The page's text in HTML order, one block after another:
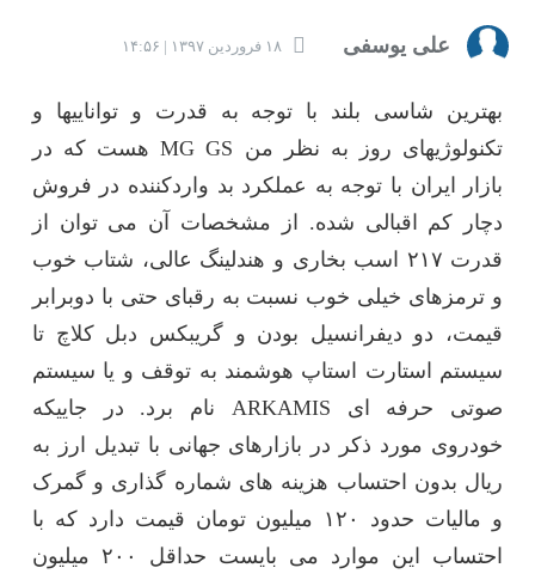
علی یوسفی ۱۸ فروردین ۱۳۹۷ | ۱۴:۵۶
بهترین شاسی بلند با توجه به قدرت و تواناییها و
تکنولوژیهای روز به نظر من MG GS هست که در
بازار ایران با توجه به عملکرد بد واردکننده در فروش
دچار کم اقبالی شده. از مشخصات آن می توان از
قدرت ۲۱۷ اسب بخاری و هندلینگ عالی، شتاب خوب
و ترمزهای خیلی خوب نسبت به رقبای حتی با دوبرابر
قیمت، دو دیفرانسیل بودن و گریبکس دبل کلاچ تا
سیستم استارت استاپ هوشمند به توقف و یا سیستم
صوتی حرفه ای ARKAMIS نام برد. در جاییکه
خودروی مورد ذکر در بازارهای جهانی با تبدیل ارز به
ریال بدون احتساب هزینه های شماره گذاری و گمرک
و مالیات حدود ۱۲۰ میلیون تومان قیمت دارد که با
احتساب این موارد می بایست حداقل ۲۰۰ میلیون